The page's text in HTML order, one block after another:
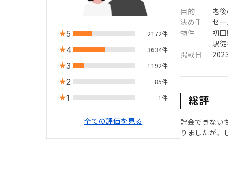
5 2172件
4 3634件
3 1192件
2 85件
1 1件
全ての評価を見る
目的
老
決め手
セ
物件
初
駅
掲載日
総評
貯金できない
りましたが、